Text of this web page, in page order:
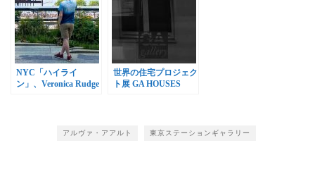
NYC「ハイライ
ン」、Veronica Rudge
世界の住宅プロジェク
ト展 GA HOUSES
アルヴァ・アアルト 東京ステーションギャラリー